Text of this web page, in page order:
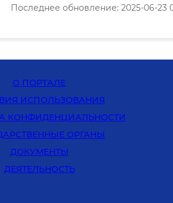
Последнее обновление: 2025-06-23
О ПОРТАЛЕ
ИСПОЛЬЗОВАНИЯ
КОНФИДЕНЦИАЛЬНОСТИ
ОРГАНЫ
ДОКУМЕНТЫ
ДЕЯТЕЛЬНОСТЬ